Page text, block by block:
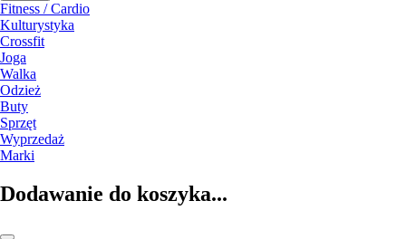
Fitness / Cardio
Kulturystyka
Crossfit
Joga
Walka
Odzież
Buty
Sprzęt
Wyprzedaż
Marki
Dodawanie do koszyka...